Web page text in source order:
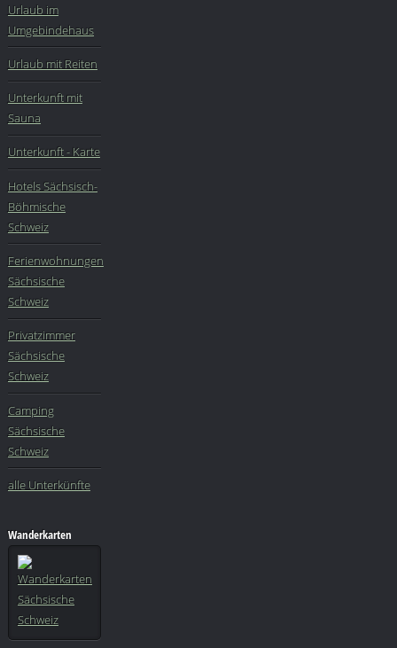
Urlaub im
Umgebindehaus
Urlaub mit Reiten
Unterkunft mit
Sauna
Unterkunft - Karte
Hotels Sächsisch-
Böhmische
Schweiz
Ferienwohnungen
Sächsische
Schweiz
Privatzimmer
Sächsische
Schweiz
Camping
Sächsische
Schweiz
alle Unterkünfte
Wanderkarten